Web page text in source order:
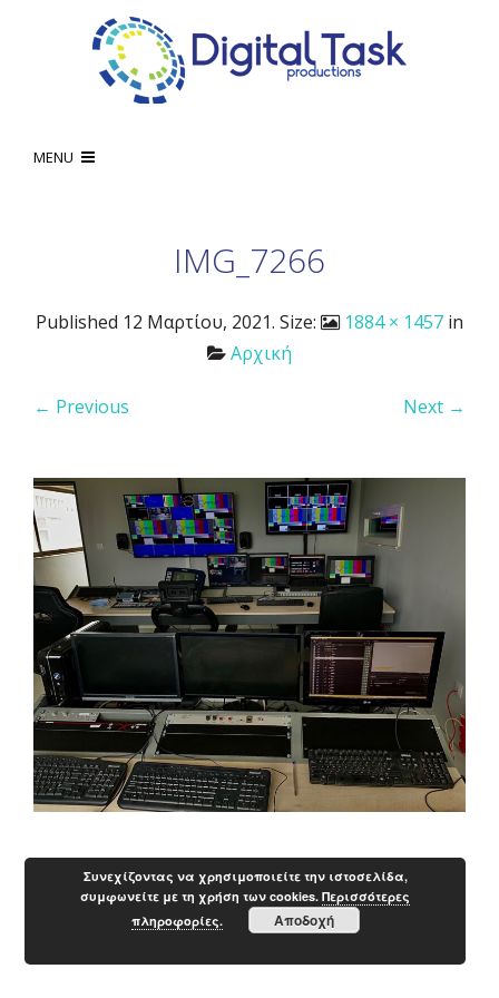
MENU
IMG_7266
Published 12 Μαρτίου, 2021. Size: 1884 × 1457 in
Αρχική
← Previous Next →
Συνεχίζοντας να χρησιμοποιείτε την ιστοσελίδα,
συμφωνείτε με τη χρήση των cookies.Περισσότερες
πληροφορίες.
Αποδοχή